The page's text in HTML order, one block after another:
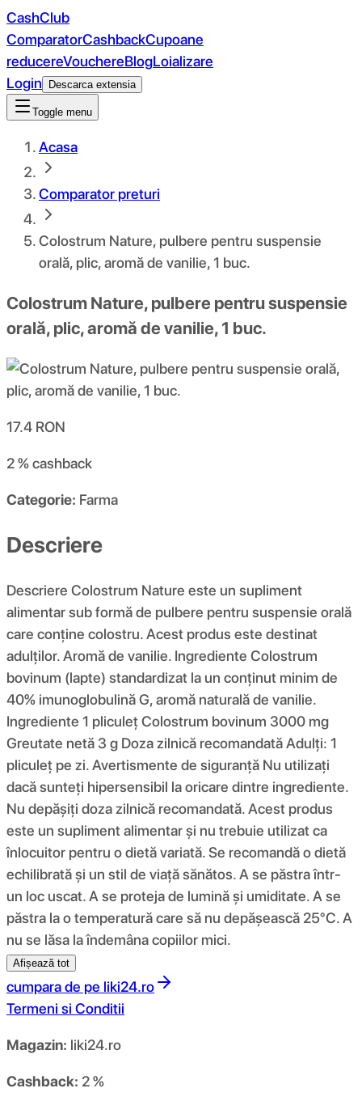
CashClub
ComparatorCashbackCupoane
reducereVouchereBlogLoializare
Login
Descarca extensia
Toggle menu
Acasa
Comparator preturi
Colostrum Nature, pulbere pentru suspensie
orală, plic, aromă de vanilie, 1 buc.
Colostrum Nature, pulbere pentru suspensie
orală, plic, aromă de vanilie, 1 buc.
17.4 RON
2 %cashback
Categorie: Farma
Descriere
Descriere Colostrum Nature este un supliment
alimentar sub formă de pulbere pentru suspensie orală
care conține colostru. Acest produs este destinat
adulților. Aromă de vanilie. Ingrediente Colostrum
bovinum (lapte) standardizat la un conținut minim de
40% imunoglobulină G, aromă naturală de vanilie.
Ingrediente 1 pliculeț Colostrum bovinum 3000 mg
Greutate netă 3 g Doza zilnică recomandată Adulți: 1
pliculeț pe zi. Avertismente de siguranță Nu utilizați
dacă sunteți hipersensibil la oricare dintre ingrediente.
Nu depășiți doza zilnică recomandată. Acest produs
este un supliment alimentar și nu trebuie utilizat ca
înlocuitor pentru o dietă variată. Se recomandă o dietă
echilibrată și un stil de viață sănătos. A se păstra într-
un loc uscat. A se proteja de lumină și umiditate. A se
păstra la o temperatură care să nu depășească 25°C. A
nu se lăsa la îndemâna copiilor mici.
Afișează tot
cumpara de pe liki24.ro
Termeni si Conditii
Magazin: liki24.ro
Cashback: 2 %